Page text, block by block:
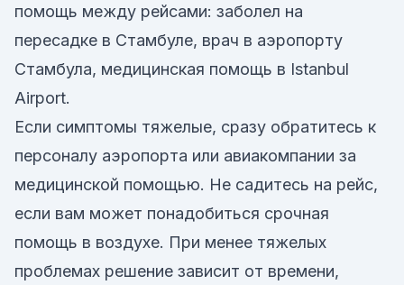
помощь между рейсами: заболел на
пересадке в Стамбуле, врач в аэропорту
Стамбула, медицинская помощь в Istanbul
Airport.
Если симптомы тяжелые, сразу обратитесь к
персоналу аэропорта или авиакомпании за
медицинской помощью. Не садитесь на рейс,
если вам может понадобиться срочная
помощь в воздухе. При менее тяжелых
проблемах решение зависит от времени,